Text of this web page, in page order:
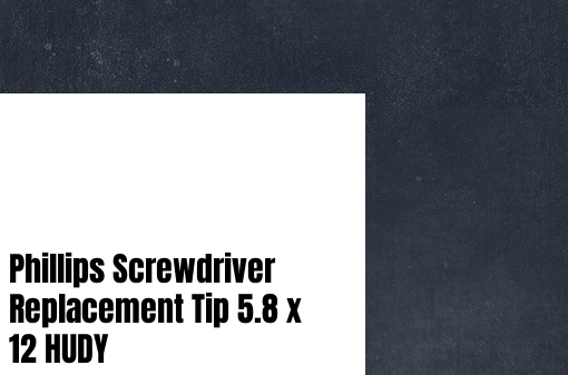
Phillips Screwdriver
Replacement Tip 5.8 x
12 HUDY